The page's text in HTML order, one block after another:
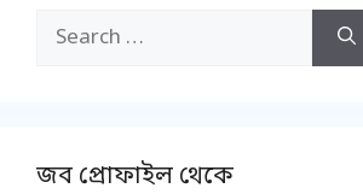
Search
for:
জব প্রোফাইল থেকে